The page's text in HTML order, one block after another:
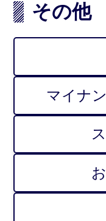
その他
マイナ